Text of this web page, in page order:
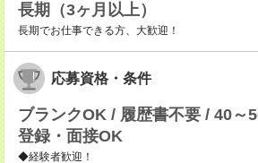
長期（3ヶ月以上）
長期でお仕事できる方、大歓迎！
応募資格・条件
ブランクOK / 履歴書不要 / 40～
登録・面接OK
◆経験者歓迎！